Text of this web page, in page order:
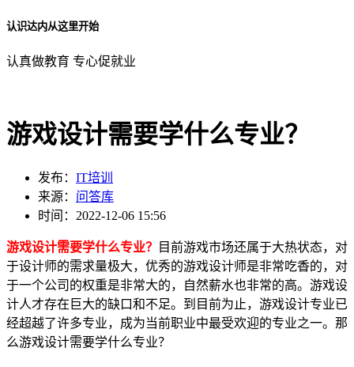
认识达内从这里开始
认真做教育 专心促就业
游戏设计需要学什么专业？
发布： IT培训
来源： 问答库
时间：2022-12-06 15:56
游戏设计需要学什么专业？
目前游戏市场还属于大热状态，对
于设计师的需求量极大，优秀的游戏设计师是非常吃香的，对
于一个公司的权重是非常大的，自然薪水也非常的高。游戏设
计人才存在巨大的缺口和不足。到目前为止，游戏设计专业已
经超越了许多专业，成为当前职业中最受欢迎的专业之一。那
么游戏设计需要学什么专业？